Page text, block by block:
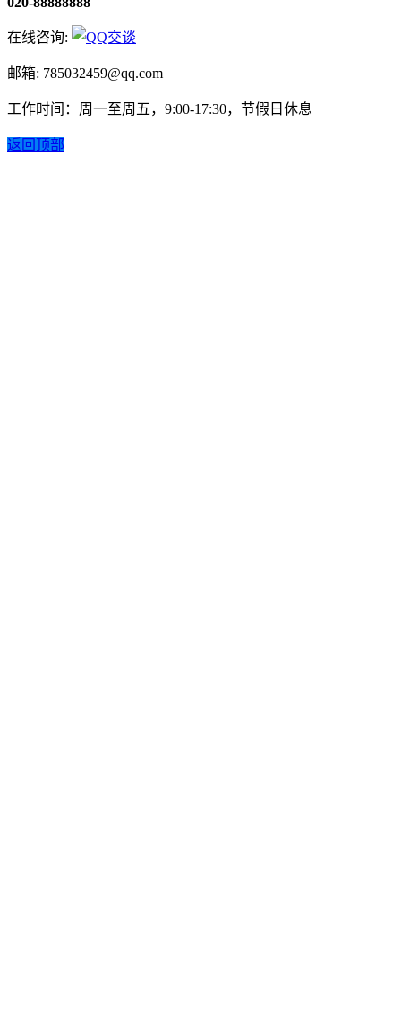
在线咨询:
邮箱: 785032459@qq.com
工作时间：周一至周五，9:00-17:30，节假日休息
返回顶部